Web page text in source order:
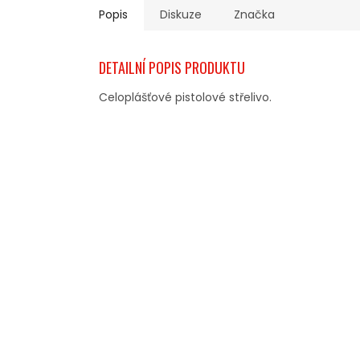
Popis Diskuze Značka
DETAILNÍ POPIS PRODUKTU
Celoplášťové pistolové střelivo.